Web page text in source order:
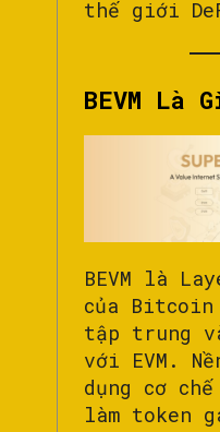
thế giới
BEVM Là
BEVM là
của
tập trung
với EVM.
dụng cơ
làm token